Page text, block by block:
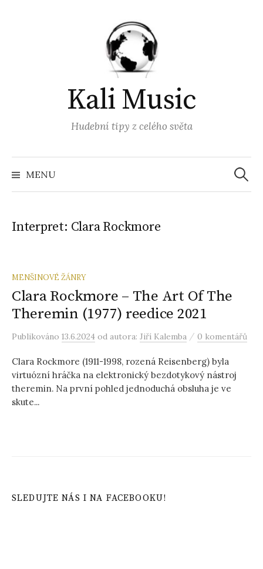
Kali Music
Hudební tipy z celého světa
MENU
Interpret: Clara Rockmore
MENŠINOVÉ ŽÁNRY
Clara Rockmore – The Art Of The
Theremin (1977) reedice 2021
Publikováno 13.6.2024 od autora: Jiří Kalemba / 0 komentářů
Clara Rockmore (1911-1998, rozená Reisenberg) byla
virtuózní hráčka na elektronický bezdotykový nástroj
theremin. Na první pohled jednoduchá obsluha je ve
skute...
SLEDUJTE NÁS I NA FACEBOOKU!